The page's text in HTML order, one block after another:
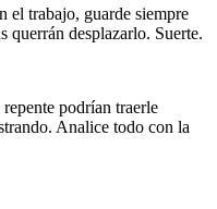
el trabajo, guarde siempre
querrán desplazarlo. Suerte.
podrían traerle
Analice todo con la